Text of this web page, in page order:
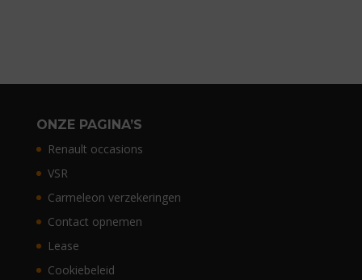
ONZE PAGINA’S
Renault occasions
VSR
Carmeleon verzekeringen
Contact opnemen
Lease
Cookiebeleid